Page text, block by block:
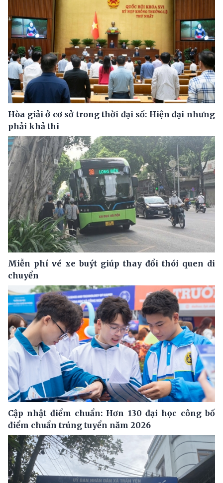
Hòa giải ở cơ sở trong thời đại số: Hiện đại nhưng
phải khả thi
Miễn phí vé xe buýt giúp thay đổi thói quen di
chuyển
Cập nhật điểm chuẩn: Hơn 130 đại học công bố
điểm chuẩn trúng tuyển năm 2026